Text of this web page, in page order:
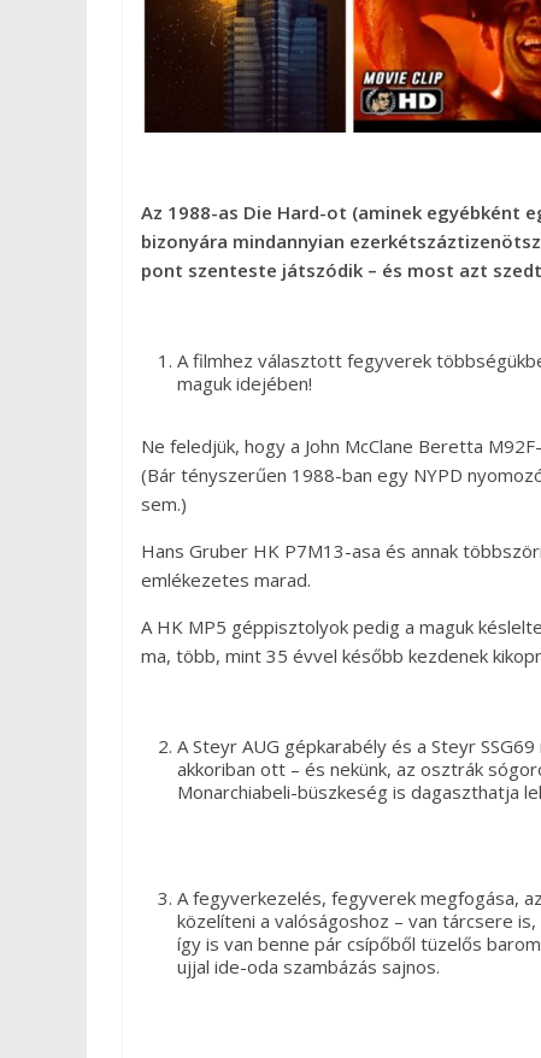
Az 1988-as Die Hard-ot (aminek egyébként
bizonyára mindannyian
pont szenteste játszódik – és most azt
A filmhez választott fegyverek
maguk idejében!
Ne feledjük, hogy a John McClane Beretta
(Bár tényszerűen 1988-ban egy NYPD
sem.)
Hans Gruber HK P7M13-asa és annak
emlékezetes marad.
A HK MP5 géppisztolyok pedig a maguk
ma, több, mint 35 évvel később kezdenek
A Steyr AUG gépkarabély és a Steyr
akkoriban ott – és nekünk, az osztrák
Monarchiabeli-büszkeség is dagaszthatja
A fegyverkezelés, fegyverek megfogása,
közelíteni a valóságoshoz – van tárcsere
így is van benne pár csípőből tüzelős
ujjal ide-oda szambázás sajnos.